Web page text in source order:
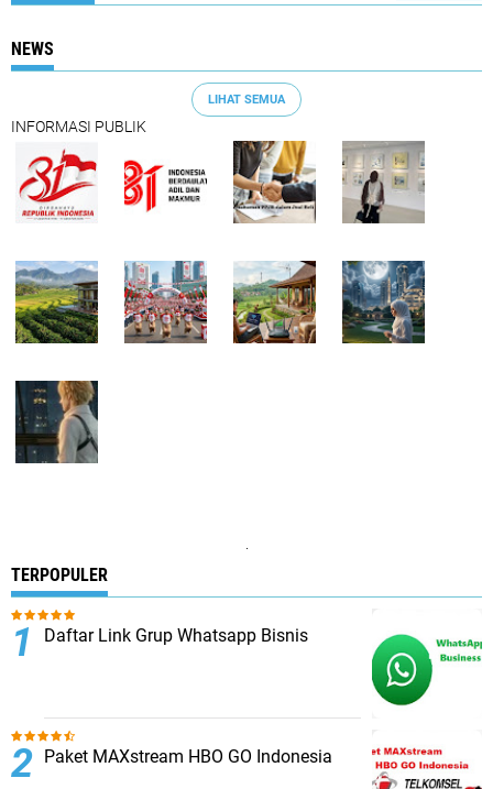
NEWS
LIHAT SEMUA
INFORMASI PUBLIK
TERPOPULER
Daftar Link Grup Whatsapp Bisnis
Paket MAXstream HBO GO Indonesia